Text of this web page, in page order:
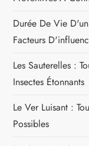
e
l
’
a
r
Durée De Vie
Facteurs
Les Sauterelles :
Insectes Étonnants
Le Ver Luisant :
Possibles